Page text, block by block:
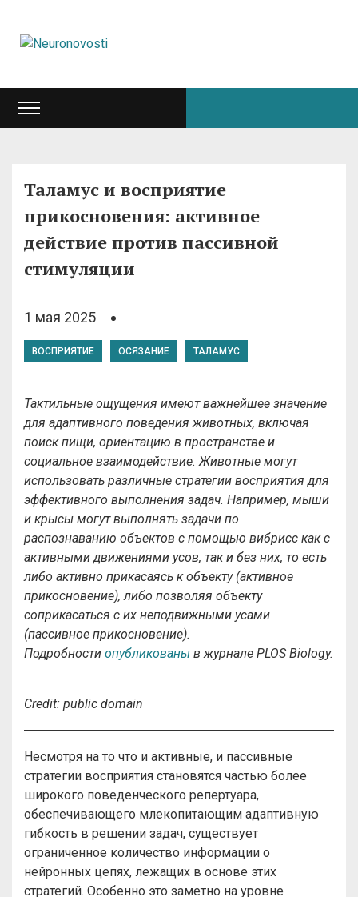
Таламус и восприятие
прикосновения: активное
действие против пассивной
стимуляции
1 мая 2025
ВОСПРИЯТИЕ ОСЯЗАНИЕ ТАЛАМУС
Тактильные ощущения имеют важнейшее значение
для адаптивного поведения животных, включая
поиск пищи, ориентацию в пространстве и
социальное взаимодействие. Животные могут
использовать различные стратегии восприятия для
эффективного выполнения задач. Например, мыши
и крысы могут выполнять задачи по
распознаванию объектов с помощью вибрисс как с
активными движениями усов, так и без них, то есть
либо активно прикасаясь к объекту (активное
прикосновение), либо позволяя объекту
соприкасаться с их неподвижными усами
(пассивное прикосновение).
Подробности опубликованы в журнале PLOS Biology.
Credit: public domain
Несмотря на то что и активные, и пассивные
стратегии восприятия становятся частью более
широкого поведенческого репертуара,
обеспечивающего млекопитающим адаптивную
гибкость в решении задач, существует
ограниченное количество информации о
нейронных цепях, лежащих в основе этих
стратегий. Особенно это заметно на уровне